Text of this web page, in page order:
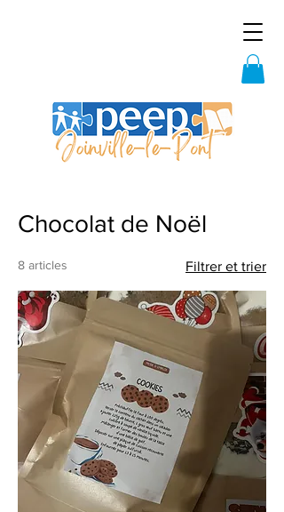
Chocolat de Noël
8 articles Filtrer et trier